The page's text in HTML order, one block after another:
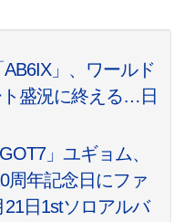
」、ワールド
盛況に終える…日
」ユギョム、
周年記念日にファ
日1stソロアルバ